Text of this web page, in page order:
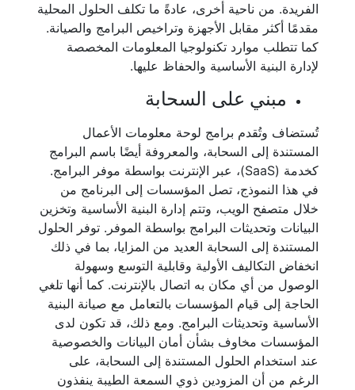
الفريدة. من ناحية أخرى، عادةً ما تكلف الحلول المحلية
مقدمًا أكثر مقابل الأجهزة وتراخيص البرامج والصيانة.
كما تتطلب موارد تكنولوجيا المعلومات المخصصة
لإدارة البنية الأساسية والحفاظ عليها.
مبني على السحابة
تُستضاف وتُقدم برامج لوحة معلومات الأعمال
المستندة إلى السحابة، والمعروفة أيضًا باسم البرامج
كخدمة (SaaS)، عبر الإنترنت بواسطة موفر البرامج.
في هذا النموذج، تصل المؤسسات إلى البرنامج من
خلال متصفح الويب، وتتم إدارة البنية الأساسية وتخزين
البيانات وتحديثات البرامج بواسطة الموفر. توفر الحلول
المستندة إلى السحابة العديد من المزايا، بما في ذلك
انخفاض التكاليف الأولية وقابلية التوسع وسهولة
الوصول من أي مكان به اتصال بالإنترنت. كما أنها تلغي
الحاجة إلى قيام المؤسسات بالتعامل مع صيانة البنية
الأساسية وتحديثات البرامج. ومع ذلك، قد تكون لدى
المؤسسات مخاوف بشأن أمان البيانات والخصوصية
عند استخدام الحلول المستندة إلى السحابة، على
الرغم من أن المزودين ذوي السمعة الطيبة ينفذون